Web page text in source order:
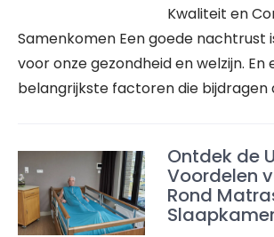
Kwaliteit en
Samenkomen Een goede nachtrust
voor onze gezondheid en welzijn. En
belangrijkste factoren die bijdragen
Ontdek de
Voordelen
Rond